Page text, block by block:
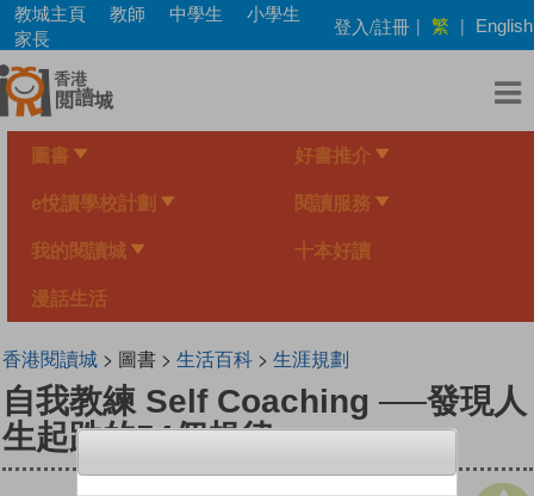
Skip
main
content
教城主頁 教師 中學生
小學生
家長
登入/註冊 | 繁 | English
圖書 好書推介
e悅讀學校計劃 閱讀服務
我的閱讀城 十本好讀
漫話生活
香港閱讀城> 圖書 > 生活百科> 生涯規劃
自我教練 Self Coaching ──發現人
生起跌的54個規律